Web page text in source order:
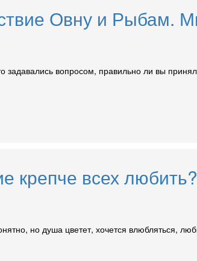
Овну и
вопросом, правильно ли вы
крепче всех
но душа цветет, хочется влюбляться,